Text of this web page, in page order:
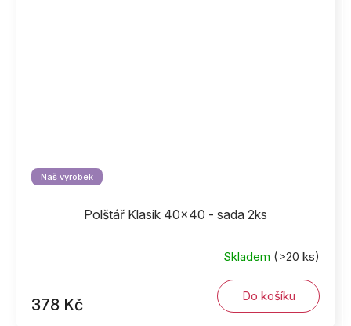
Náš výrobek
Polštář Klasik 40x40 - sada 2ks
Skladem (>20 ks)
378 Kč Do košíku